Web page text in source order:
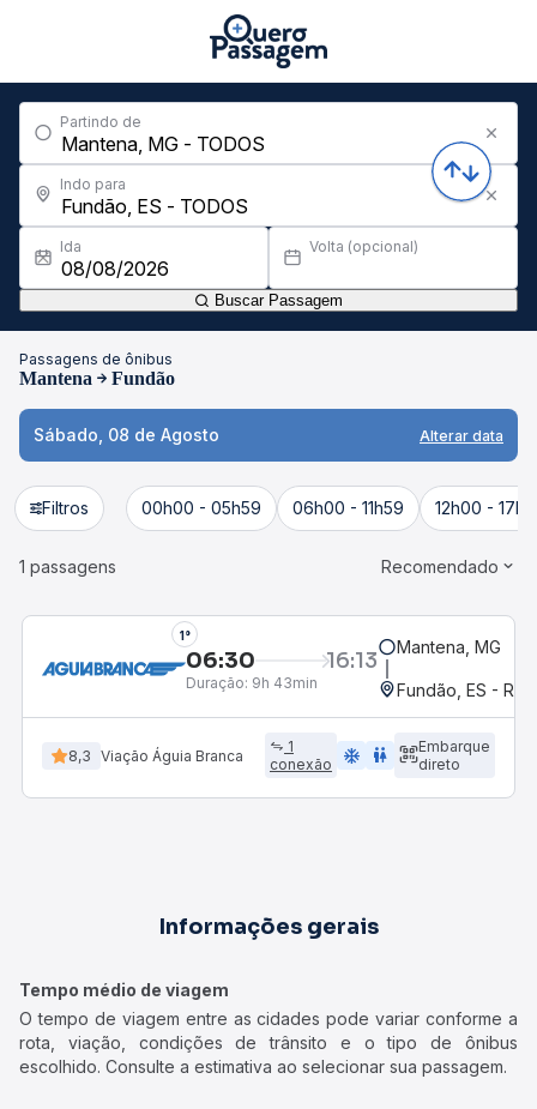
Partindo de
Indo para
Ida Volta (opcional)
Buscar Passagem
Passagens de ônibus
Mantena Fundão
Sábado, 08 de Agosto Alterar data
Filtros 00h00 - 05h59 06h00 - 11h59 12h00 -
1 passagens Recomendado
1°
06:30 16:13
Duração: 9h 43min
Mantena, MG
Fundão, ES -
8,3 Viação Águia Branca
1
conexão
ac_unit wc
Embarque
direto
Informações gerais
Tempo médio de viagem
O tempo de viagem entre as cidades pode variar conforme a
rota, viação, condições de trânsito e o tipo de ônibus
escolhido. Consulte a estimativa ao selecionar sua passagem.